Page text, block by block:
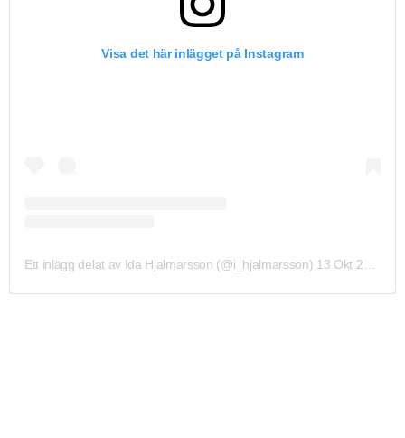
Visa det här inlägget på Instagram
Ett inlägg delat av Ida Hjalmarsson (@i_hjalmarsson) 13 Okt 2020 kl. 9:19 PDT